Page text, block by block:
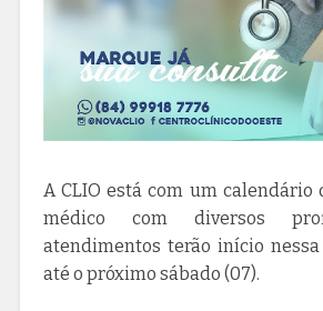
A CLIO está com um calendário
médico com diversos
atendimentos terão início
até o próximo sábado (07).